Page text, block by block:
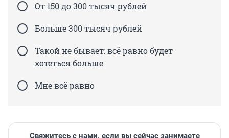
От 150 до 300 тысяч рублей
Больше 300 тысяч рублей
Такой не бывает: всё равно будет
хотеться больше
Мне всё равно
Свяжитесь с нами, если вы сейчас занимаете